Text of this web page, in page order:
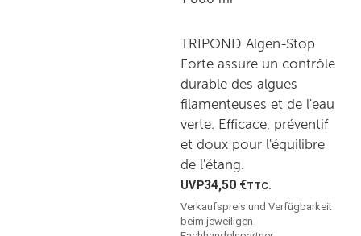
TRIPOND Algen-Stop
Forte assure un contrôle
durable des algues
filamenteuses et de l'eau
verte. Efficace, préventif
et doux pour l'équilibre
de l'étang.
34,50 €TTC.